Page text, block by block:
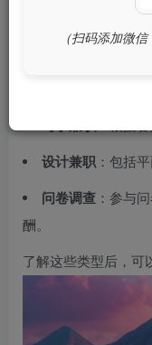
设计兼职 ：包括
问卷调查 ：参与
酬。
了解这些类型后，可
（扫码添加微